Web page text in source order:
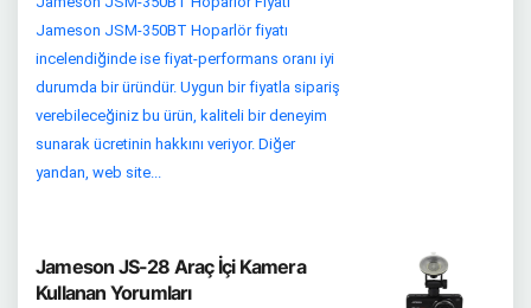
Jameson JSM-350BT Hoparlör fiyatı
incelendiğinde ise fiyat-performans oranı iyi
durumda bir üründür. Uygun bir fiyatla sipariş
verebileceğiniz bu ürün, kaliteli bir deneyim
sunarak ücretinin hakkını veriyor. Diğer
yandan, web site...
Jameson JS-28 Araç İçi Kamera
Kullanan Yorumları